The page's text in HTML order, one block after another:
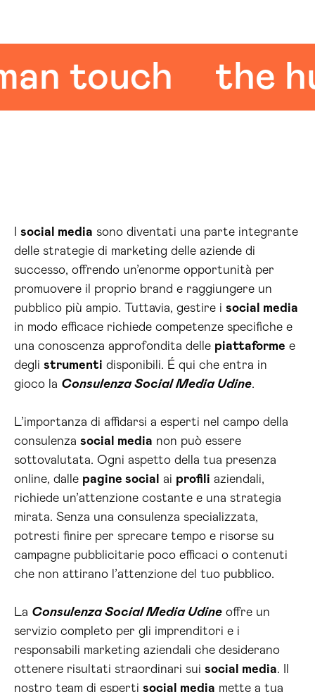
touch the
social media sono diventati una parte integrante
delle strategie di marketing delle aziende di
successo, offrendo un’enorme opportunità per
promuovere il proprio brand e raggiungere un
pubblico più ampio. Tuttavia, gestire i social media
in modo efficace richiede competenze specifiche e
una conoscenza approfondita delle piattaforme e
degli strumenti disponibili. É qui che entra in
gioco la Consulenza Social Media Udine.
L’importanza di affidarsi a esperti nel campo della
consulenza social media non può essere
sottovalutata. Ogni aspetto della tua presenza
online, dalle pagine social ai profili aziendali,
richiede un’attenzione costante e una strategia
mirata. Senza una consulenza specializzata,
potresti finire per sprecare tempo e risorse su
campagne pubblicitarie poco efficaci o contenuti
che non attirano l’attenzione del tuo pubblico.
La Consulenza Social Media Udine offre un
servizio completo per gli imprenditori e i
responsabili marketing aziendali che desiderano
ottenere risultati straordinari sui social media. Il
nostro team di esperti social media mette a tua